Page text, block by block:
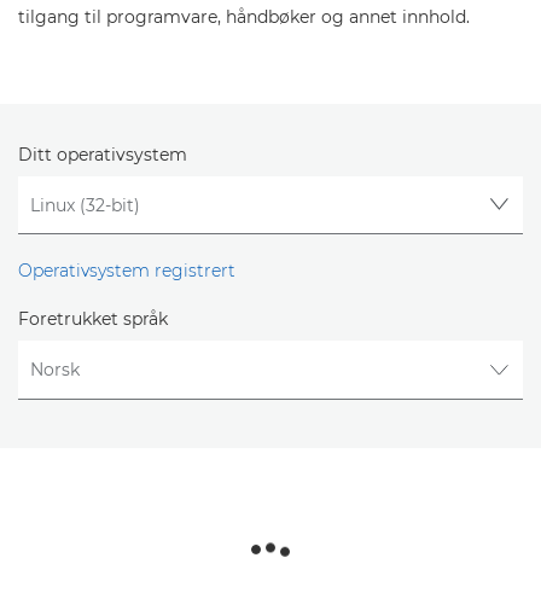
tilgang til programvare, håndbøker og annet innhold.
Ditt operativsystem
Operativsystem registrert
Foretrukket språk